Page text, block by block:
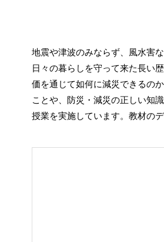
地震や津波のみならず、風水害
日々の暮らしを守って来た長い
価を通じて如何に減災できるの
ことや、防災・減災の正しい知
授業を実施しています。教材の